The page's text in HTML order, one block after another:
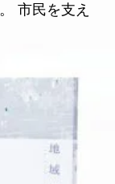
市民を支え